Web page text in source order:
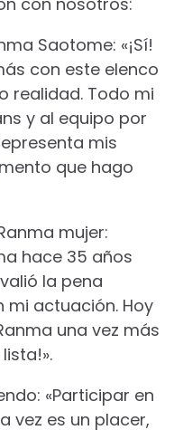
Saotome: «¡Sí!
con este elenco
realidad. Todo mi
y al equipo por
mis
que hago
mujer:
hace 35 años
la pena
actuación. Hoy
una vez más
«Participar en
vez es un placer,